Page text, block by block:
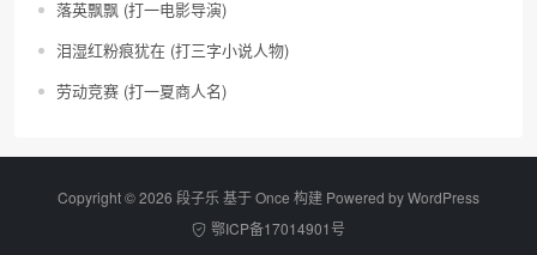
落英飘飘 (打一电影导演)
泪湿红粉痕犹在 (打三字小说人物)
劳动竞赛 (打一夏商人名)
Copyright © 2026 段子乐 基于 Once 构建 Powered byWordPress
鄂ICP备17014901号